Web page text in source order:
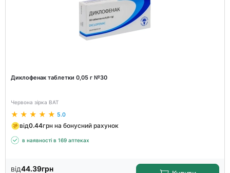
Диклофенак таблетки 0,05 г №30
Червона зірка ВАТ
5.0
від0.44грн на бонусний рахунок
в наявності в 169 аптеках
від44.39грн